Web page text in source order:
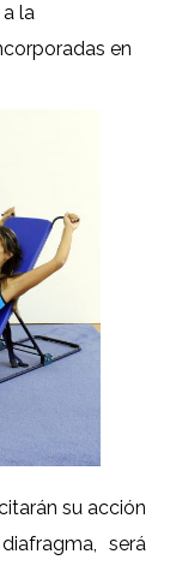
la
en
su acción
será